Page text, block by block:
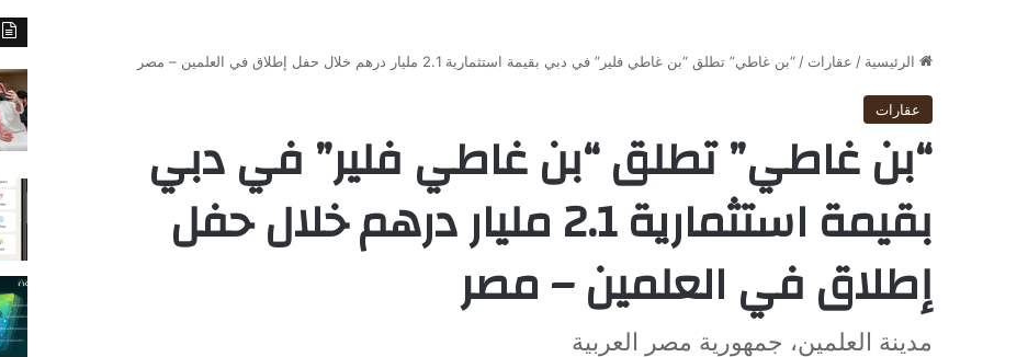
الرئيسية / عقارات / “بن غاطي” تطلق “بن غاطي فلير” في دبي بقيمة استثمارية 2.1 مليار درهم خلال حفل إطلاق في العلمين – مصر
عقارات
“بن غاطي” تطلق “بن غاطي فلير” في دبي
بقيمة استثمارية 2.1 مليار درهم خلال حفل
إطلاق في العلمين – مصر
مدينة العلمين، جمهورية مصر العربية